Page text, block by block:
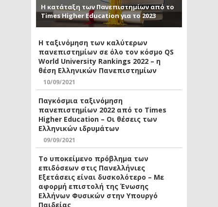
Η κατάταξη των Πανεπιστημίων από το
Times Higher Education για το 2023
Η ταξινόμηση των καλύτερων
πανεπιστημίων σε όλο τον κόσμο QS
World University Rankings 2022 – η
θέση Ελληνικών Πανεπιστημίων
10/09/2021
Παγκόσμια ταξινόμηση
πανεπιστημίων 2022 από το Times
Higher Education – Οι θέσεις των
Ελληνικών ιδρυμάτων
09/09/2021
Το υποκείμενο πρόβλημα των
επιδόσεων στις Πανελλήνιες
Εξετάσεις είναι δυσκολότερο – Με
αφορμή επιστολή της Ένωσης
Ελλήνων Φυσικών στην Υπουργό
Παιδείας